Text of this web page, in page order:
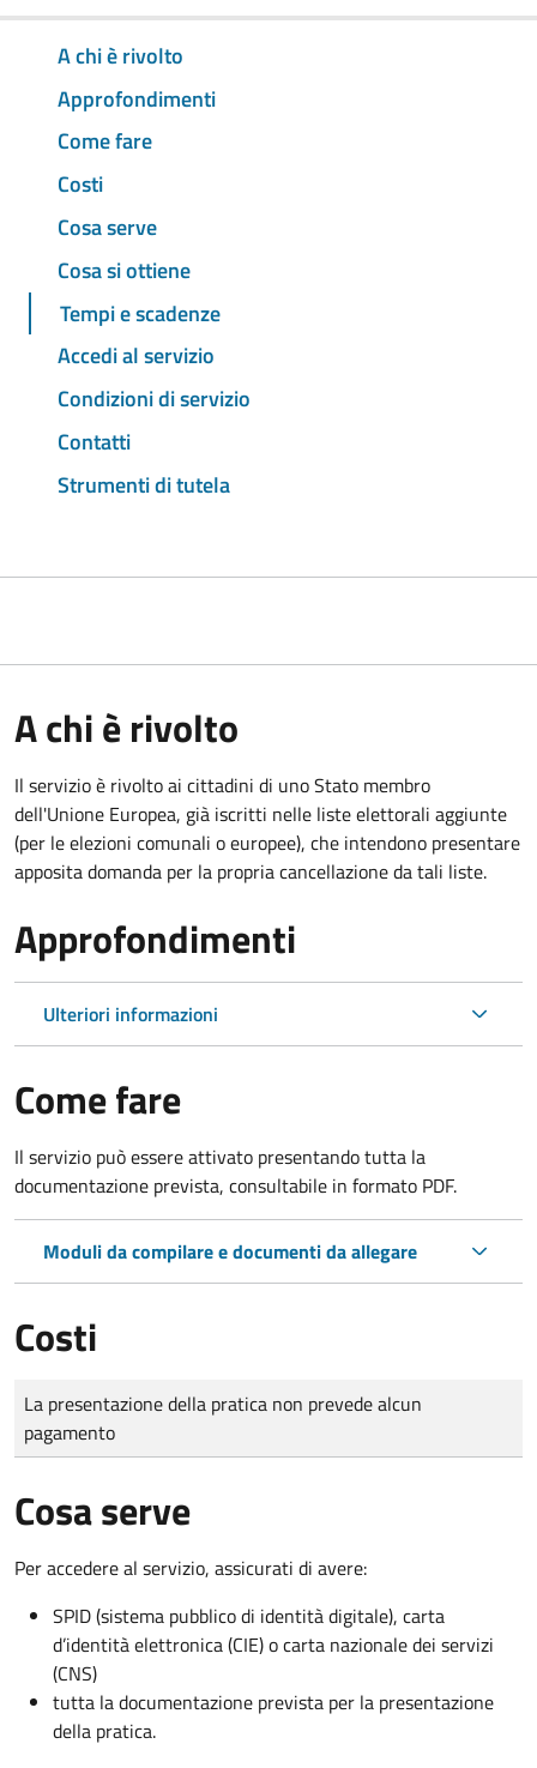
A chi è rivolto
Approfondimenti
Come fare
Costi
Cosa serve
Cosa si ottiene
Tempi e scadenze
Accedi al servizio
Condizioni di servizio
Contatti
Strumenti di tutela
A chi è rivolto
Il servizio è rivolto ai cittadini di uno Stato membro
dell'Unione Europea, già iscritti nelle liste elettorali aggiunte
(per le elezioni comunali o europee), che intendono presentare
apposita domanda per la propria cancellazione da tali liste.
Approfondimenti
Ulteriori informazioni
Come fare
Il servizio può essere attivato presentando tutta la
documentazione prevista, consultabile in formato PDF.
Moduli da compilare e documenti da allegare
Costi
Tipo di pagamento
Importo
La presentazione della pratica non prevede alcun
pagamento
Cosa serve
Per accedere al servizio, assicurati di avere:
SPID (sistema pubblico di identità digitale), carta
d’identità elettronica (CIE) o carta nazionale dei servizi
(CNS)
tutta la documentazione prevista per la presentazione
della pratica.